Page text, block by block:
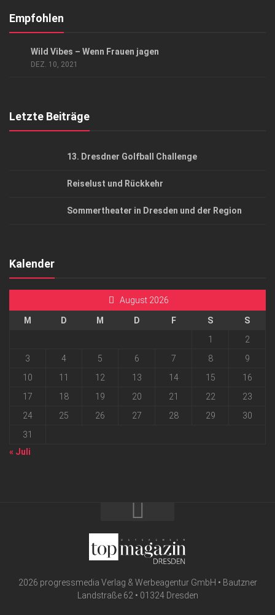
Kontakt, Impressum
Empfohlen
Wild Vibes – Wenn Frauen jagen
DEZ. 10, 2021
Letzte Beiträge
13. Dresdner Golfball Challenge
Reiselust und Rückkehr
Sommertheater in Dresden und der Region
Kalender
August 2026
M D M D F S
S
1
2
3
4 5 6 7 8
9
10
11 12 13 14 15
16
17
18 19 20 21 22
23
24
25 26 27 28 29
30
31
« Juli
2026 progressmedia Verlag & Werbeagentur GmbH • Bautzner
Landstraße 62 • 01324 Dresden